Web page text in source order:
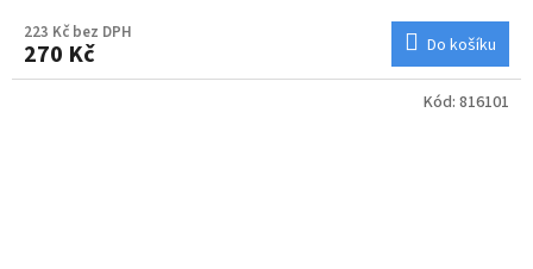
223 Kč bez DPH
270 Kč Do košíku
Kód: 816101